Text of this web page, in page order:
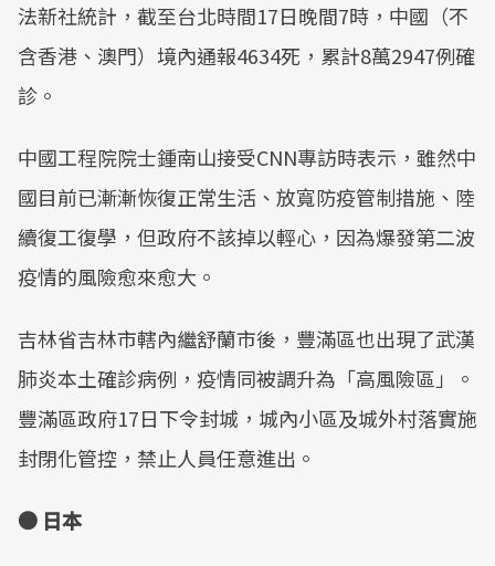
法新社統計，截至台北時間17日晚間7時，中國（不
含香港、澳門）境內通報4634死，累計8萬2947例確
診。
中國工程院院士鍾南山接受CNN專訪時表示，雖然中
國目前已漸漸恢復正常生活、放寬防疫管制措施、陸
續復工復學，但政府不該掉以輕心，因為爆發第二波
疫情的風險愈來愈大。
吉林省吉林市轄內繼舒蘭市後，豐滿區也出現了武漢
肺炎本土確診病例，疫情同被調升為「高風險區」。
豐滿區政府17日下令封城，城內小區及城外村落實施
封閉化管控，禁止人員任意進出。
● 日本